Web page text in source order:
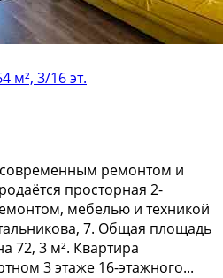
м², 3/16 эт.
ремонтом и
просторная 2-
мебелью и техникой
7. Общая площадь
72, 3 м². Квартира
3 этаже 16-этажного...